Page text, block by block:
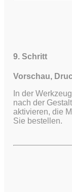
9. Schritt
Vorschau,
In der
nach der
aktivieren, die
Sie bestellen.